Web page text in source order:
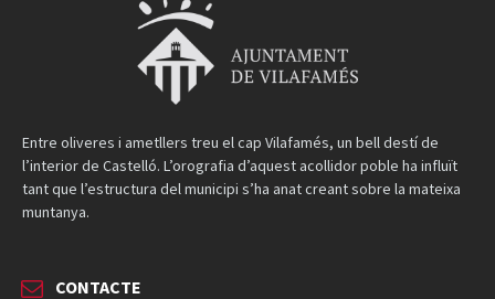
Entre oliveres i ametllers treu el cap Vilafamés, un bell destí de
l’interior de Castelló. L’orografia d’aquest acollidor poble ha influït
tant que l’estructura del municipi s’ha anat creant sobre la mateixa
muntanya.
CONTACTE